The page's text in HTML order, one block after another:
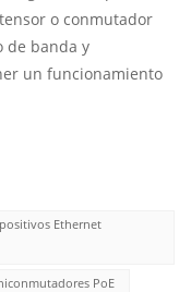
o conmutador
de banda y
un funcionamiento
Ethernet
PoE